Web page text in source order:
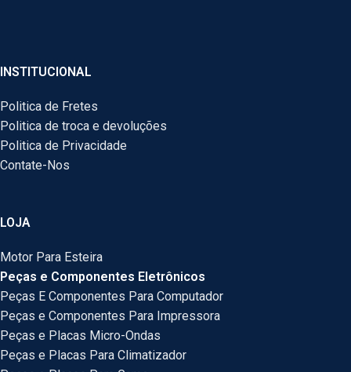
INSTITUCIONAL
Politica de Fretes
Politica de troca e devoluções
Politica de Privacidade
Contate-Nos
LOJA
Motor Para Esteira
Peças e Componentes Eletrônicos
Peças E Componentes Para Computador
Peças e Componentes Para Impressora
Peças e Placas Micro-Ondas
Peças e Placas Para Climatizador